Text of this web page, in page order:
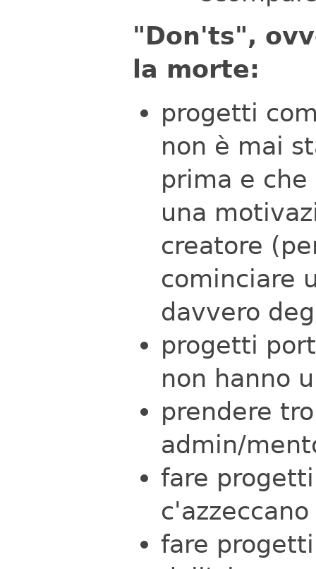
"Don'ts",
la morte:
progetti
non è mai
prima e
una
creatore
cominciare
davvero
progetti
non hanno
prendere
admin/
fare
fare